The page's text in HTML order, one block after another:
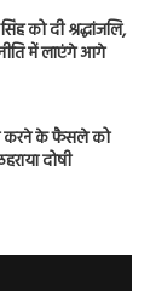
को दी श्रद्धांजलि,
में लाएंगे आगे
करने के फैसले को
दोषी